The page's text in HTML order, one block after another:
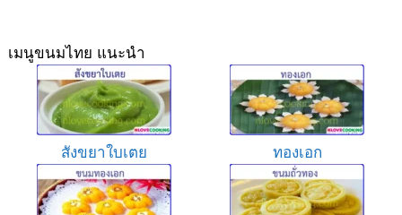
เมนูขนมไทย แนะนำ
สังขยาใบเตย ทองเอก